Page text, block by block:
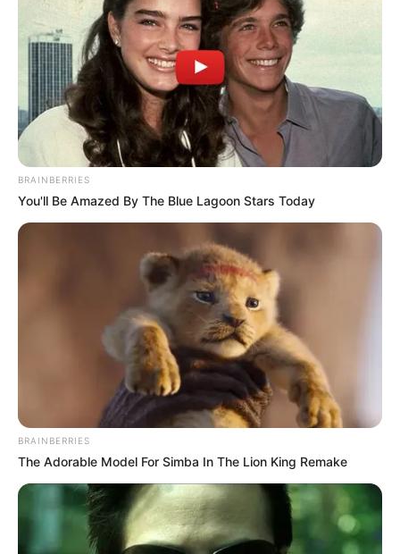
BRAINBERRIES
You'll Be Amazed By The Blue Lagoon Stars Today
BRAINBERRIES
The Adorable Model For Simba In The Lion King Remake